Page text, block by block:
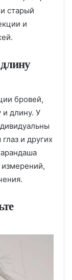
старый
и
бровей,
длину. У
и других